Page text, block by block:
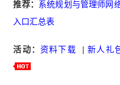
推荐： 系统规划与管理师网
入口汇总表
活动： 资料下载 |新人礼